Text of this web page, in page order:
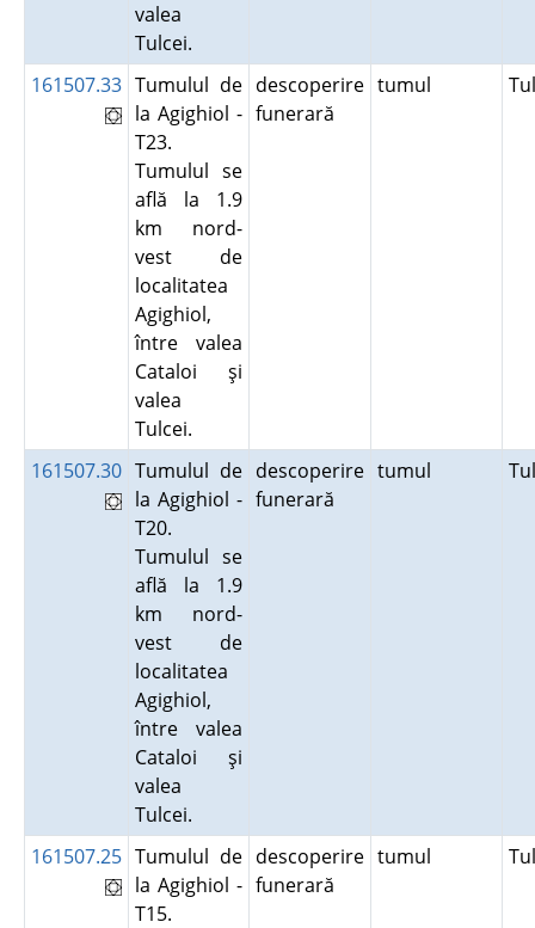
valea
Tulcei.
161507.33 Tumulul de
la Agighiol -
T23.
Tumulul se
află la 1.9
km nord-
vest de
localitatea
Agighiol,
între valea
Cataloi şi
valea
Tulcei.
descoperire
funerară
tumul
161507.30 Tumulul de
la Agighiol -
T20.
Tumulul se
află la 1.9
km nord-
vest de
localitatea
Agighiol,
între valea
Cataloi şi
valea
Tulcei.
descoperire
funerară
tumul
161507.25 Tumulul de
la Agighiol -
T15.
descoperire
funerară
tumul